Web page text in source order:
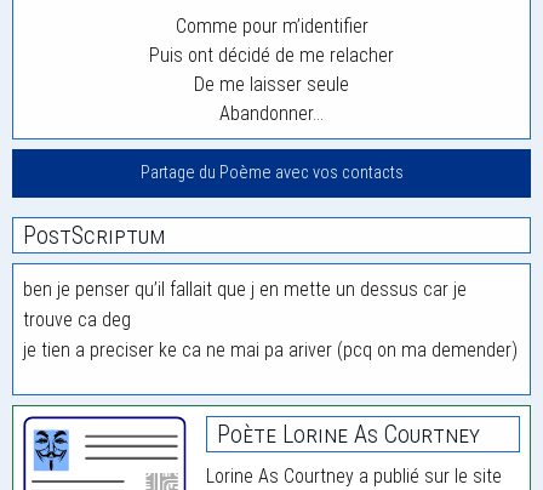
Comme pour m’identifier
Puis ont décidé de me relacher
De me laisser seule
Abandonner…
Partage du Poème avec vos contacts
PostScriptum
ben je penser qu’il fallait que j en mette un dessus car je
trouve ca deg
je tien a preciser ke ca ne mai pa ariver (pcq on ma demender)
Poète Lorine As Courtney
Lorine As Courtney a publié sur le site